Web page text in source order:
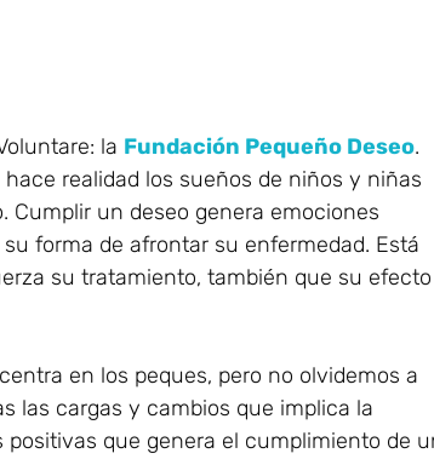
la Fundación Pequeño Deseo.
realidad los sueños de niños y niñas
Cumplir un deseo genera emociones
forma de afrontar su enfermedad. Está
su tratamiento, también que su efecto
en los peques, pero no olvidemos a
las cargas y cambios que implica la
que genera el cumplimiento de